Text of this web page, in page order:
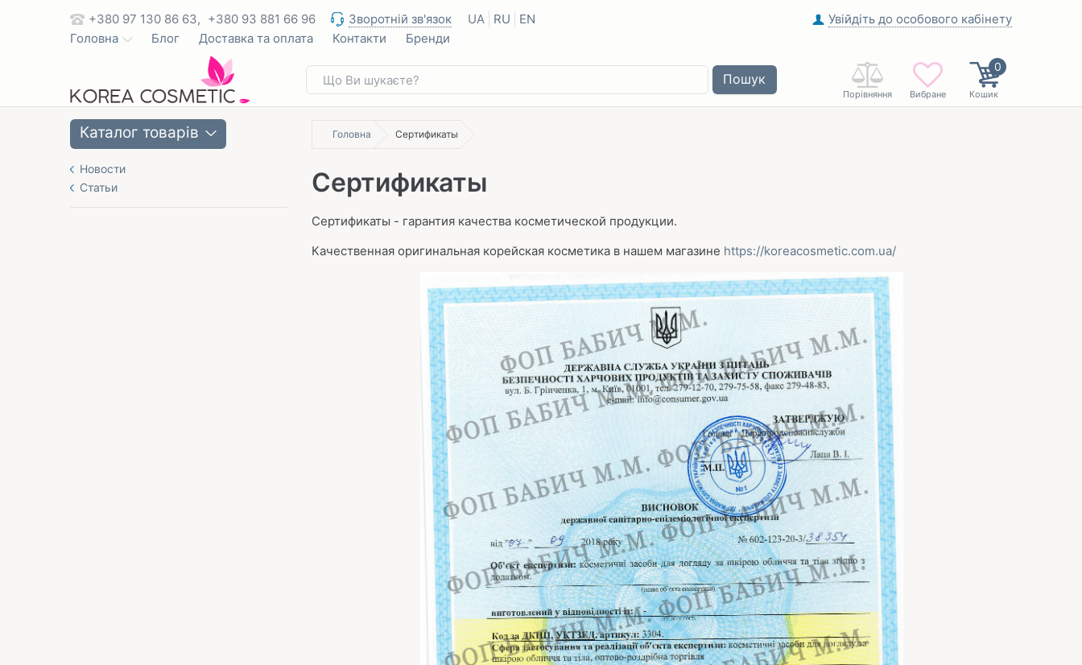
+380 97 130 86 63, +380 93 881 66 96 Зворотній зв'язок UA RU EN
Увійдіть до особового кабінету
Головна
Блог Доставка та оплата Контакти Бренди
0
Кошик
Вибране
Порівняння
Пошук
Каталог товарів
Новости
Статьи
Головна Сертификаты
Сертификаты
Сертификаты - гарантия качества косметической продукции.
Качественная оригинальная корейская косметика в нашем магазине https://koreacosmetic.com.ua/